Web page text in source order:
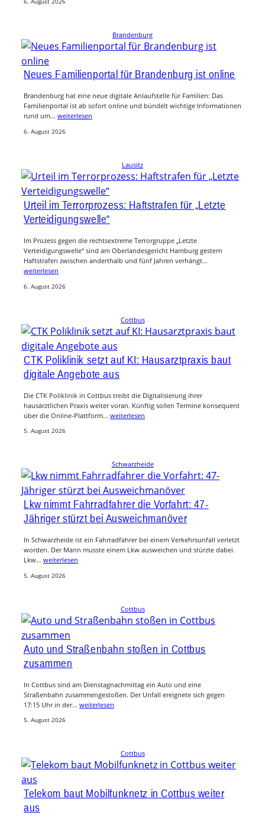
Brandenburg
Neues Familienportal für Brandenburg ist online
Brandenburg hat eine neue digitale Anlaufstelle für Familien: Das
Familienportal ist ab sofort online und bündelt wichtige Informationen
rund um… weiterlesen
6. August 2026
Lausitz
Urteil im Terrorprozess: Haftstrafen für „Letzte
Verteidigungswelle“
Im Prozess gegen die rechtsextreme Terrorgruppe „Letzte
Verteidigungswelle“ sind am Oberlandesgericht Hamburg gestern
Haftstrafen zwischen anderthalb und fünf Jahren verhängt…
weiterlesen
6. August 2026
Cottbus
CTK Poliklinik setzt auf KI: Hausarztpraxis baut
digitale Angebote aus
Die CTK Poliklinik in Cottbus treibt die Digitalisierung ihrer
hausärztlichen Praxis weiter voran. Künftig sollen Termine konsequent
über die Online-Plattform… weiterlesen
5. August 2026
Schwarzheide
Lkw nimmt Fahrradfahrer die Vorfahrt: 47-
Jähriger stürzt bei Ausweichmanöver
In Schwarzheide ist ein Fahrradfahrer bei einem Verkehrsunfall verletzt
worden. Der Mann musste einem Lkw ausweichen und stürzte dabei.
Lkw… weiterlesen
5. August 2026
Cottbus
Auto und Straßenbahn stoßen in Cottbus
zusammen
In Cottbus sind am Dienstagnachmittag ein Auto und eine
Straßenbahn zusammengestoßen. Der Unfall ereignete sich gegen
17:15 Uhr in der… weiterlesen
5. August 2026
Cottbus
Telekom baut Mobilfunknetz in Cottbus weiter
aus